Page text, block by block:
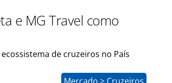
e MG Travel como
de cruzeiros no País